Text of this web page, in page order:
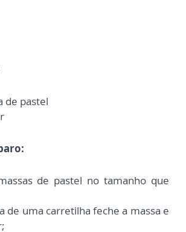
de pastel
de pastel no tamanho que
de uma carretilha feche a massa e